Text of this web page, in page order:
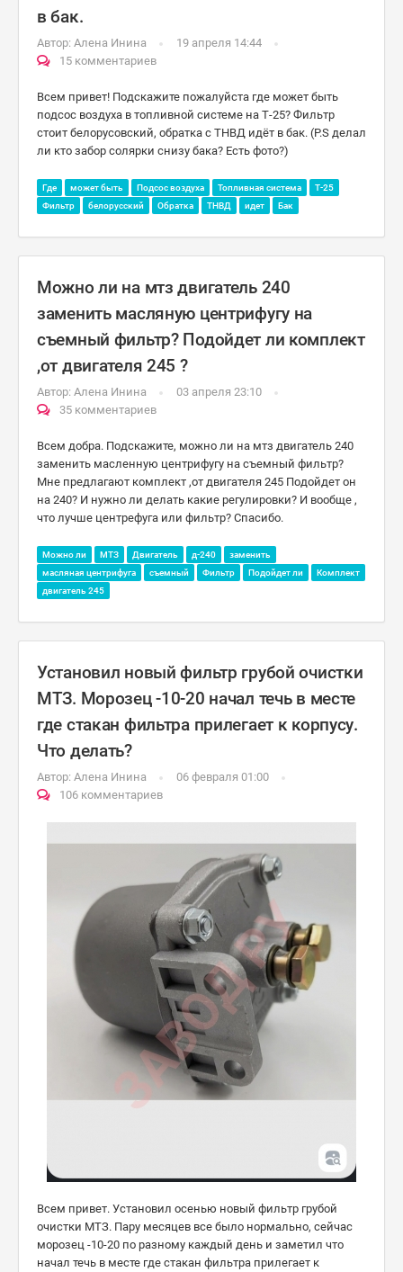
в бак.
Автор: Алена Инина
19 апреля 14:44
15 комментариев
Всем привет! Подскажите пожалуйста где может быть
подсос воздуха в топливной системе на Т-25? Фильтр
стоит белорусовский, обратка с ТНВД идëт в бак. (P.S делал
ли кто забор солярки снизу бака? Есть фото?)
Где может быть Подсос воздуха Топливная система
Т-25
Фильтр
белорусский Обратка ТНВД идет Бак
Можно ли на мтз двигатель 240
заменить масляную центрифугу на
съемный фильтр? Подойдет ли комплект
,от двигателя 245 ?
Автор: Алена Инина
03 апреля 23:10
35 комментариев
Всем добра. Подскажите, можно ли на мтз двигатель 240
заменить масленную центрифугу на съемный фильтр?
Мне предлагают комплект ,от двигателя 245 Подойдет он
на 240? И нужно ли делать какие регулировки? И вообще ,
что лучше центрефуга или фильтр? Спасибо.
Можно ли МТЗ Двигатель д-240
заменить
масляная центрифуга
съемный Фильтр Подойдет ли
Комплект
двигатель 245
Установил новый фильтр грубой очистки
МТЗ. Морозец -10-20 начал течь в месте
где стакан фильтра прилегает к корпусу.
Что делать?
Автор: Алена Инина
06 февраля 01:00
106 комментариев
Всем привет. Установил осенью новый фильтр грубой
очистки МТЗ. Пару месяцев все было нормально, сейчас
морозец -10-20 по разному каждый день и заметил что
начал течь в месте где стакан фильтра прилегает к